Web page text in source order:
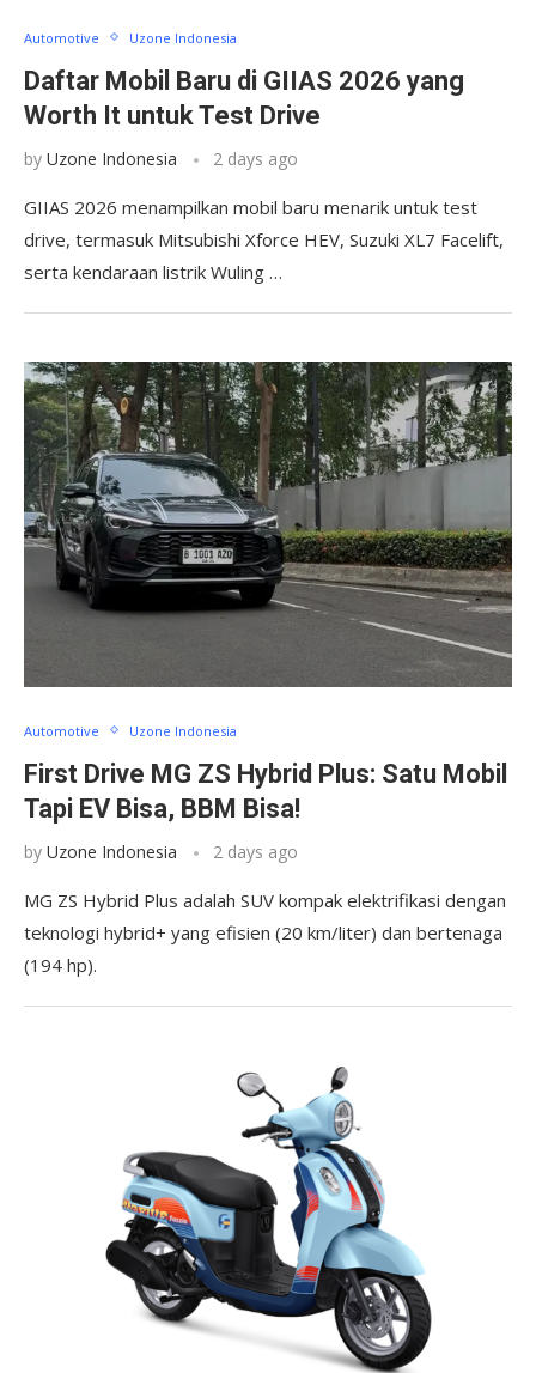
Automotive Uzone Indonesia
Daftar Mobil Baru di GIIAS 2026 yang
Worth It untuk Test Drive
by Uzone Indonesia 2 days ago
GIIAS 2026 menampilkan mobil baru menarik untuk test
drive, termasuk Mitsubishi Xforce HEV, Suzuki XL7 Facelift,
serta kendaraan listrik Wuling …
Automotive Uzone Indonesia
First Drive MG ZS Hybrid Plus: Satu Mobil
Tapi EV Bisa, BBM Bisa!
by Uzone Indonesia 2 days ago
MG ZS Hybrid Plus adalah SUV kompak elektrifikasi dengan
teknologi hybrid+ yang efisien (20 km/liter) dan bertenaga
(194 hp).